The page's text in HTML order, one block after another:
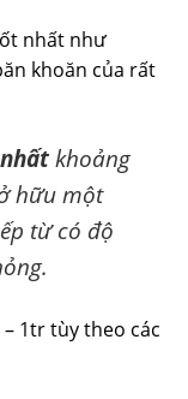
nhất như
khoăn của rất
khoảng
hữu một
từ có độ
1tr tùy theo các